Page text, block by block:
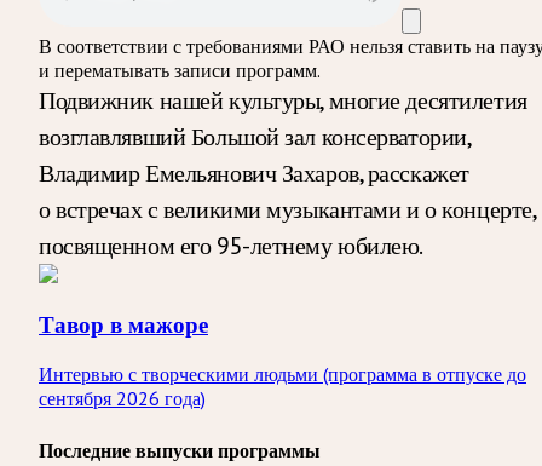
В соответствии с требованиями РАО нельзя ставить на
и перематывать записи программ.
Подвижник нашей культуры, многие десятилетия
возглавлявший Большой зал консерватории,
Владимир Емельянович Захаров, расскажет
о встречах с великими музыкантами и о концерте,
посвященном его 95-летнему юбилею.
Тавор в мажоре
Интервью с творческими людьми (программа в отпуске до
сентября 2026 года)
Последние выпуски программы